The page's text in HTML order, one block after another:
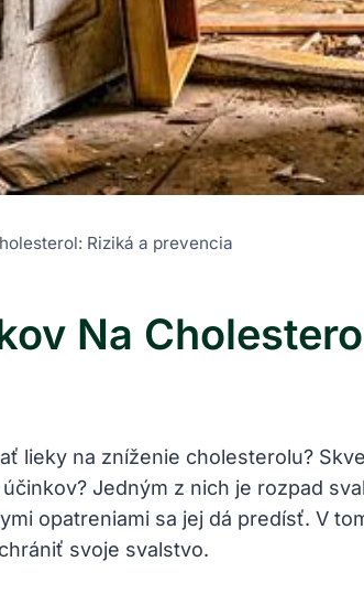
Riziká a prevencia
Na
lieky na zníženie cholesterolu?
Jedným z nich je rozpad
opatreniami sa jej dá predísť. V
svoje svalstvo.